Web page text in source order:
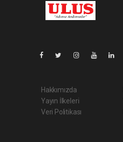
Hakkımızda
Yayın İlkeleri
Veri Politikası